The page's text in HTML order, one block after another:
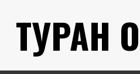
содержимому
ТУРАН